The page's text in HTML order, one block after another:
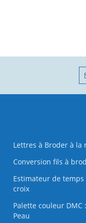
Lettres à Broder à la
Conversion fils à
Estimateur de temps
croix
Palette couleur DMC
Peau